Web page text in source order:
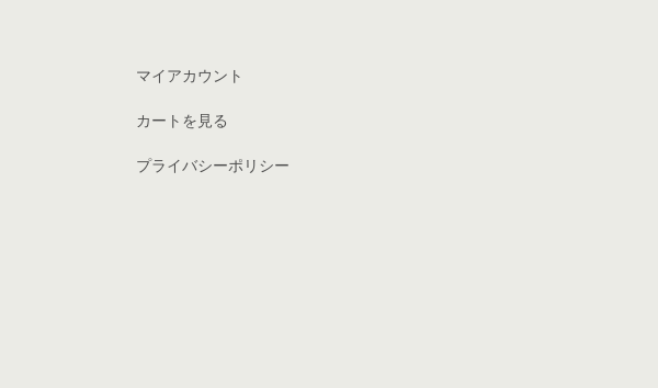
マイアカウント
カートを見る
プライバシーポリシー